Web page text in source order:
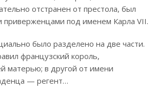
отстранен от престола, был
приверженцами под именем Карла VII.
было разделено на две части.
французский король,
матерью; в другой от имени
— регент…